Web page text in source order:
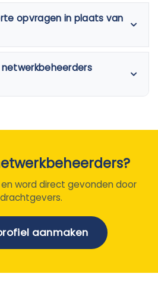
opvragen in plaats van
word direct gevonden door
aanmaken